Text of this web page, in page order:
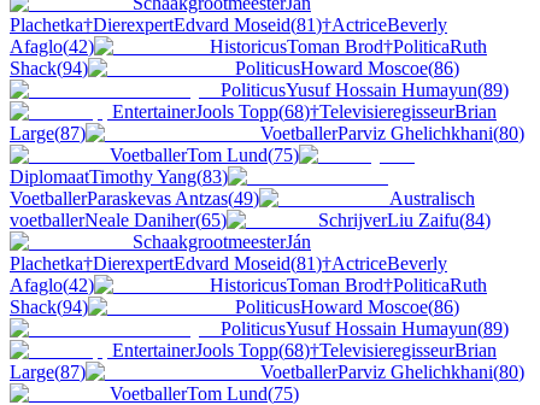
Plachetka†DierexpertEdvard Moseid(81)†ActriceBeverly
Afaglo(42) HistoricusToman Brod†PoliticaRuth
Shack(94) PoliticusHoward Moscoe(86)
PoliticusYusuf Hossain Humayun(89)
EntertainerJools Topp(68)†TelevisieregisseurBrian
Large(87) VoetballerParviz Ghelichkhani(80)
VoetballerTom Lund(75)
DiplomaatTimothy Yang(83)
VoetballerParaskevas Antzas(49)
Australisch
voetballerNeale Daniher(65) SchrijverLiu Zaifu(84)
SchaakgrootmeesterJán
Plachetka†DierexpertEdvard Moseid(81)†ActriceBeverly
Afaglo(42) HistoricusToman Brod†PoliticaRuth
Shack(94) PoliticusHoward Moscoe(86)
PoliticusYusuf Hossain Humayun(89)
EntertainerJools Topp(68)†TelevisieregisseurBrian
Large(87) VoetballerParviz Ghelichkhani(80)
VoetballerTom Lund(75)